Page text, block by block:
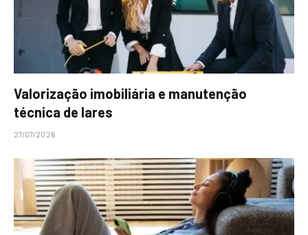
Valorização imobiliária e manutenção
técnica de lares
27/07/2026